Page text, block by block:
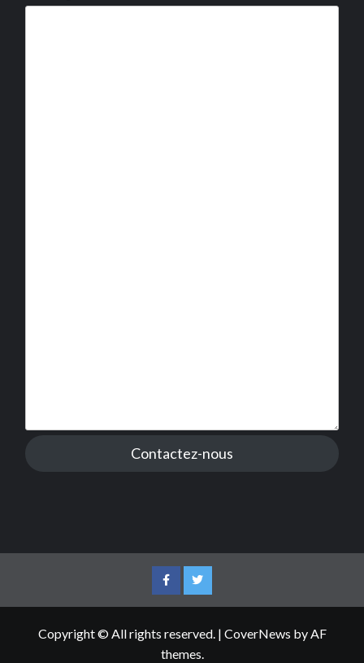
Contactez-nous
FacebookTwitter
Copyright © All rights reserved. | CoverNews by AF
themes.